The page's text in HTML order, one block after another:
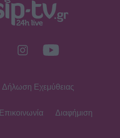
Δήλωση Εχεμύθειας
Επικοινωνία Διαφήμιση